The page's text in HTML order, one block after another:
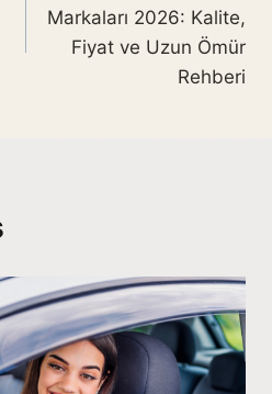
Markaları 2026: Kalite,
Fiyat ve Uzun Ömür
Rehberi